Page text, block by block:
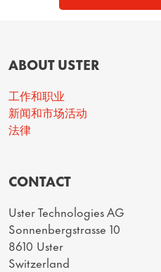
ABOUT USTER
工作和职业
新闻和市场活动
法律
CONTACT
Uster Technologies AG
Sonnenbergstrasse 10
8610 Uster
Switzerland